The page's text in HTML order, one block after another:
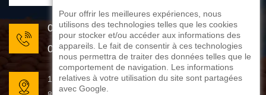
05 33 06 22 81
07 80 33 28 62
176 avenue de Limoges
Pour offrir les meilleures expériences, nous
utilisons des technologies telles que les cookies
pour stocker et/ou accéder aux informations des
appareils. Le fait de consentir à ces technologies
nous permettra de traiter des données telles que le
comportement de navigation. Les informations
relatives à votre utilisation du site sont partagées
avec Google.